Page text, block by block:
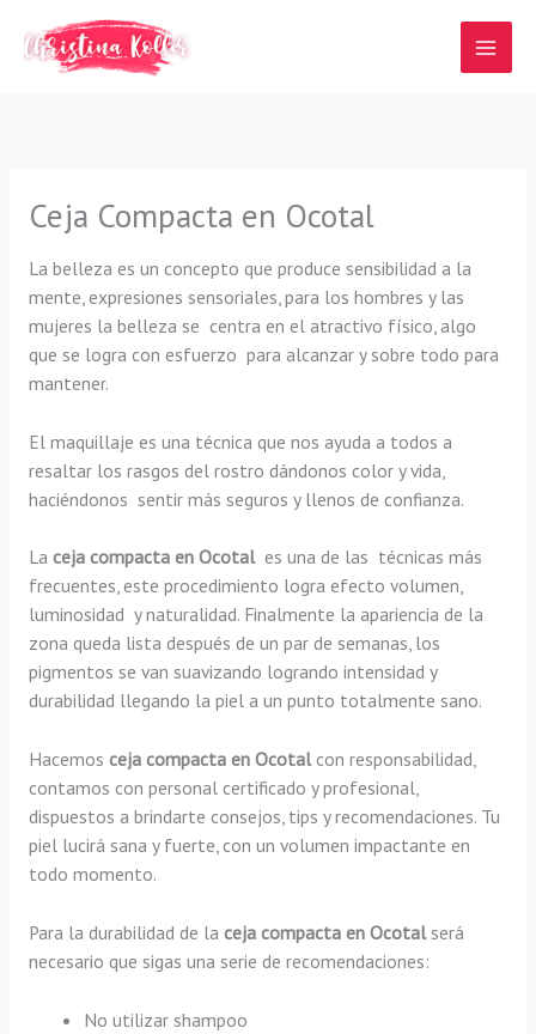
contenido
Ceja Compacta en Ocotal
La belleza es un concepto que produce sensibilidad a la
mente, expresiones sensoriales, para los hombres y las
mujeres la belleza se centra en el atractivo físico, algo
que se logra con esfuerzo para alcanzar y sobre todo para
mantener.
El maquillaje es una técnica que nos ayuda a todos a
resaltar los rasgos del rostro dándonos color y vida,
haciéndonos sentir más seguros y llenos de confianza.
La ceja compacta en Ocotal es una de las técnicas más
frecuentes, este procedimiento logra efecto volumen,
luminosidad y naturalidad. Finalmente la apariencia de la
zona queda lista después de un par de semanas, los
pigmentos se van suavizando logrando intensidad y
durabilidad llegando la piel a un punto totalmente sano.
Hacemos ceja compacta en Ocotalcon responsabilidad,
contamos con personal certificado y profesional,
dispuestos a brindarte consejos, tips y recomendaciones. Tu
piel lucirá sana y fuerte, con un volumen impactante en
todo momento.
Para la durabilidad de la ceja compacta en Ocotal será
necesario que sigas una serie de recomendaciones:
No utilizar shampoo